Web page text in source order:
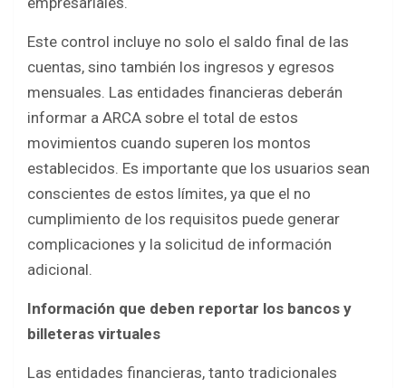
Este control incluye no solo el saldo final de las
cuentas, sino también los ingresos y egresos
mensuales. Las entidades financieras deberán
informar a ARCA sobre el total de estos
movimientos cuando superen los montos
establecidos. Es importante que los usuarios sean
conscientes de estos límites, ya que el no
cumplimiento de los requisitos puede generar
complicaciones y la solicitud de información
adicional.
Información que deben reportar los bancos y
billeteras virtuales
Las entidades financieras, tanto tradicionales